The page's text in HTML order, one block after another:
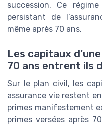
succession. Ce
persistant de
même après 70 ans.
Les capitaux
70 ans entrent ils
Sur le plan civil, les
assurance vie restent
primes manifestement
primes versées après